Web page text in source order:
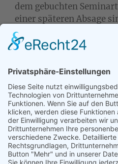
dem gebuchten
einer späteren Absage
Ausbildungsgebühren
fällig.
Ausbildungsreihe
passen, dann sprechen
vorher dazu an und wir